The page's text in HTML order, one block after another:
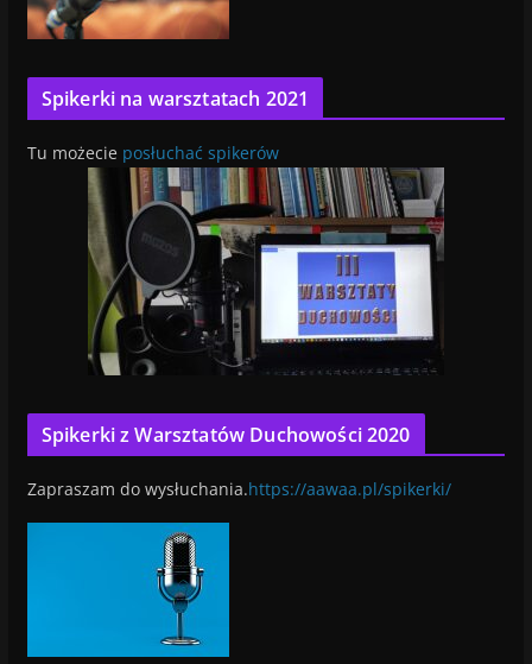
Spikerki na warsztatach 2021
Tu możecie posłuchać spikerów
Spikerki z Warsztatów Duchowości 2020
Zapraszam do wysłuchania.https://aawaa.pl/spikerki/